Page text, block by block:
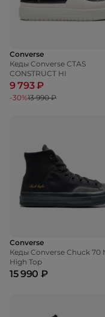
Converse
Кеды Converse CTAS
CONSTRUCT HI
9 793 ₽
-30%13 990 ₽
Converse
Кеды Converse Chuck 70
High Top
15 990 ₽